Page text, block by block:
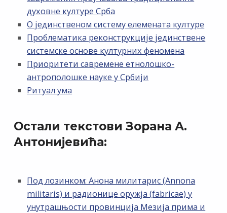
духовне културе Срба
О јединственом систему елемената културе
Проблематика реконструкције јединствене
системске основе културних феномена
Приоритети савремене етнолошко-
антрополошке науке у Србији
Ритуал ума
Остали текстови Зорана А.
Антонијевића:
Под лозинком: Анона милитарис (Annona
militaris) и радионице оружја (fabricae) у
унутрашњости провинција Мезија прима и